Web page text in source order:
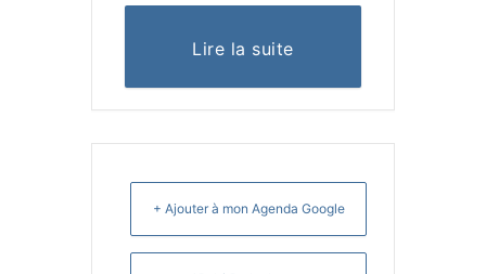
Lire la suite
+ Ajouter à mon Agenda Google